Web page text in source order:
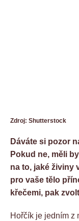
Zdroj: Shutterstock
Dáváte si pozor
Pokud ne, měli
na to, jaké živiny
pro vaše tělo
křečemi, pak
Hořčík je jedním z